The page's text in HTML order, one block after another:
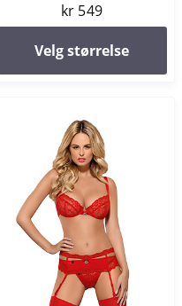
kr 549
Velg størrelse